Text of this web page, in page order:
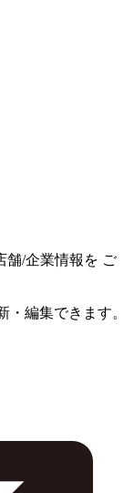
舗/企業情報を ご
編集できます。